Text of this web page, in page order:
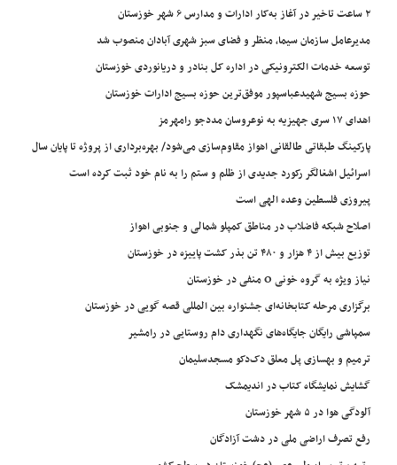
۲ ساعت تاخیر در آغاز به‌کار ادارات و مدارس ۶ شهر خوزستان
مدیرعامل سازمان سیما، منظر و فضای سبز شهری آبادان منصوب شد
توسعه خدمات الکترونیکی در اداره کل بنادر و دریانوردی خوزستان
حوزه بسیج شهیدعباسپور موفق‌ترین حوزه بسیج ادارات خوزستان
اهدای ۱۷ سری جهیزیه به نوعروسان مددجو رامهرمز
پارکینگ طبقاتی طالقانی اهواز مقاوم‌سازی می‌شود/ بهره‌برداری از پروژه تا پایان سال
اسرائیل اشغالگر رکورد جدیدی از ظلم و ستم را به نام خود ثبت کرده است
پیروزی فلسطین وعده الهی است
اصلاح شبکه فاضلاب در مناطق کمپلو شمالی و جنوبی اهواز
توزیع بیش از ۴ هزار و ۴۸۰ تن بذر کشت پاییزه در خوزستان
نیاز ویژه به گروه خونی O منفی در خوزستان
برگزاری مرحله کتابخانه‌ای جشنواره بین المللی قصه گویی در خوزستان
سمپاشی رایگان جایگاه‌های نگهداری دام روستایی در رامشیر
ترمیم و بهسازی پل معلق دک‌دکو مسجدسلیمان
گشایش نمایشگاه کتاب در اندیمشک
آلودگی هوا در ۵ شهر خوزستان
رفع تصرف اراضی ملی در دشت آزادگان